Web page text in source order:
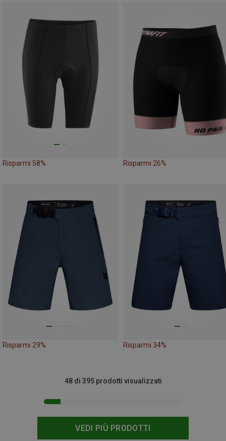
Risparmi 58% Risparmi 26%
Risparmi 29% Risparmi 34%
VEDI PIÙ PRODOTTI
48 di 395 prodotti visualizzati